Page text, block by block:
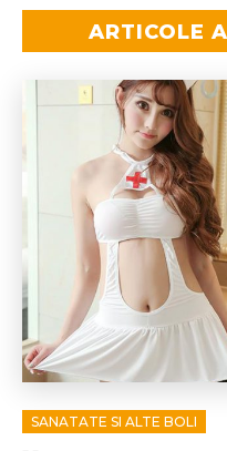
ARTICOLE
SANATATE SI ALTE BOLI